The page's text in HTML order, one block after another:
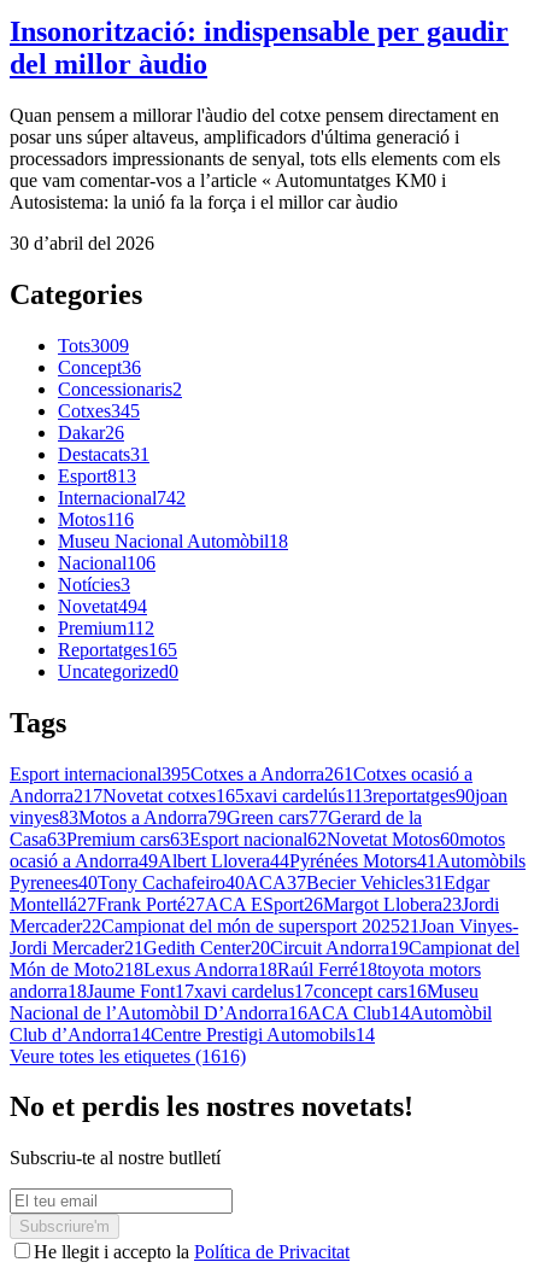
Insonorització: indispensable per gaudir
del millor àudio
Quan pensem a millorar l'àudio del cotxe pensem directament en
posar uns súper altaveus, amplificadors d'última generació i
processadors impressionants de senyal, tots ells elements com els
que vam comentar-vos a l’article « Automuntatges KM0 i
Autosistema: la unió fa la força i el millor car àudio
30 d’abril del 2026
Categories
Tots3009
Concept36
Concessionaris2
Cotxes345
Dakar26
Destacats31
Esport813
Internacional742
Motos116
Museu Nacional Automòbil18
Nacional106
Notícies3
Novetat494
Premium112
Reportatges165
Uncategorized0
Tags
Esport internacional395Cotxes a Andorra261Cotxes ocasió a
Andorra217Novetat cotxes165xavi cardelús113reportatges90joan
vinyes83Motos a Andorra79Green cars77Gerard de la
Casa63Premium cars63Esport nacional62Novetat Motos60motos
ocasió a Andorra49Albert Llovera44Pyrénées Motors41 Automòbils
Pyrenees40Tony Cachafeiro40ACA37Becier Vehicles31Edgar
Montellá27Frank Porté27ACA ESport26Margot Llobera23Jordi
Mercader22Campionat del món de supersport 202521Joan Vinyes-
Jordi Mercader21Gedith Center20Circuit Andorra19Campionat del
Món de Moto218Lexus Andorra18Raúl Ferré18toyota motors
andorra18Jaume Font17xavi cardelus17concept cars16Museu
Nacional de l’Automòbil D’Andorra16ACA Club14Automòbil
Club d’Andorra14Centre Prestigi Automobils14
Veure totes les etiquetes (1616)
No et perdis les nostres novetats!
Subscriu-te al nostre butlletí
Subscriure'm
He llegit i accepto la Política de Privacitat